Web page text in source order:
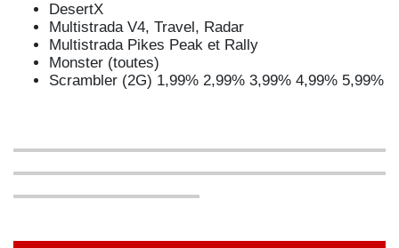
DesertX
Multistrada V4, Travel, Radar
Multistrada Pikes Peak et Rally
Monster (toutes)
Scrambler (2G) 1,99% 2,99% 3,99% 4,99% 5,99%